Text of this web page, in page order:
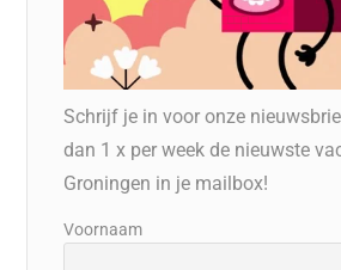
Schrijf je in voor onze
dan 1 x per week de nieuwste
Groningen in je mailbox!
Voornaam